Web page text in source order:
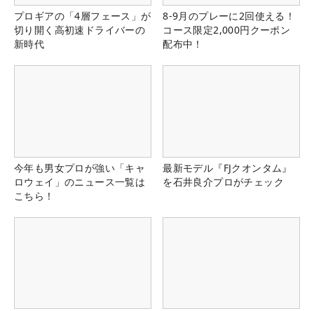
プロギアの「4層フェース」が
切り開く高初速ドライバーの
新時代
8-9月のプレーに2回使える！
コース限定2,000円クーポン
配布中！
今年も男女プロが強い「キャ
ロウェイ」のニュース一覧は
こちら！
最新モデル『FJクオンタム』
を石井良介プロがチェック